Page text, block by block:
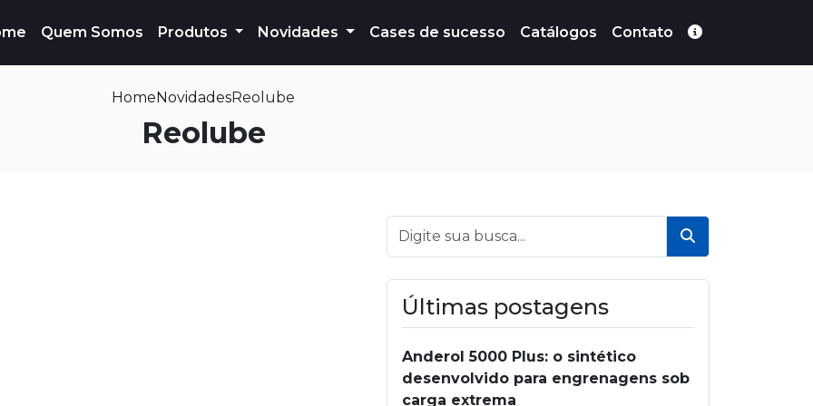
Quem Somos Produtos Novidades Cases de sucesso Catálogos Contato
HomeNovidadesReolube
Reolube
Buscar
Últimas postagens
Anderol 5000 Plus: o sintético
desenvolvido para engrenagens sob
carga extrema